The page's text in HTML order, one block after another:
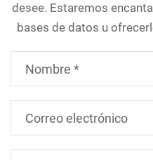
desee. Estaremos
bases de datos u